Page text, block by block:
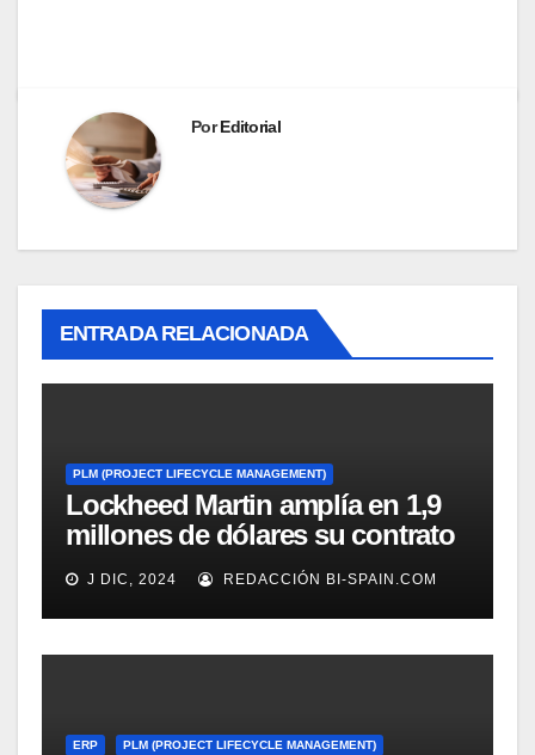
PorEditorial
ENTRADA RELACIONADA
PLM (PROJECT LIFECYCLE MANAGEMENT)
Lockheed Martin amplía en 1,9
millones de dólares su contrato
con el software PLM de Jotne
J DIC, 2024 REDACCIÓN BI-SPAIN.COM
ERP PLM (PROJECT LIFECYCLE MANAGEMENT)